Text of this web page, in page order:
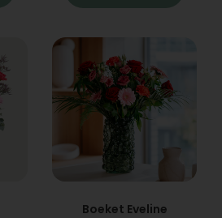
Boeket Eveline